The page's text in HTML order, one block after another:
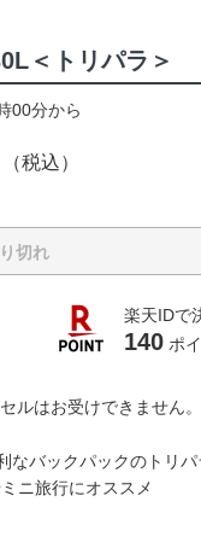
＜トリパラ＞
00分から
（税込）
切れ
楽天IDで
140 ポ
ルはお受けできません。
なバックパックのトリ
ニ旅行にオススメ